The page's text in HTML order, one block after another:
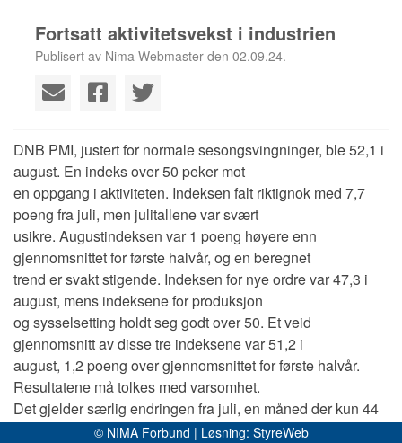
Fortsatt aktivitetsvekst i industrien
Publisert av Nima Webmaster den 02.09.24.
DNB PMI, justert for normale sesongsvingninger, ble 52,1 i
august. En indeks over 50 peker mot
en oppgang i aktiviteten. Indeksen falt riktignok med 7,7
poeng fra juli, men julitallene var svært
usikre. Augustindeksen var 1 poeng høyere enn
gjennomsnittet for første halvår, og en beregnet
trend er svakt stigende. Indeksen for nye ordre var 47,3 i
august, mens indeksene for produksjon
og sysselsetting holdt seg godt over 50. Et veid
gjennomsnitt av disse tre indeksene var 51,2 i
august, 1,2 poeng over gjennomsnittet for første halvår.
Resultatene må tolkes med varsomhet.
Det gjelder særlig endringen fra juli, en måned der kun 44
bedrifter som svarte i undersøkelsen.
© NIMA Forbund | Løsning: StyreWeb